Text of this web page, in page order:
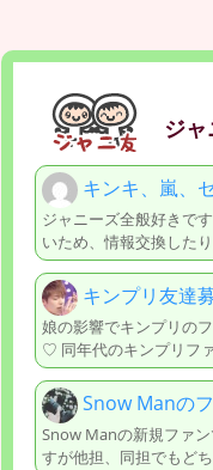
ジ
キンキ、嵐、
ジャニーズ全般好きで
いため、情報交換した
キンプリ友達
娘の影響でキンプリの
♡ 同年代のキンプリフ
Snow Manの
Snow Manの新規ファ
すが他担、同担でもど